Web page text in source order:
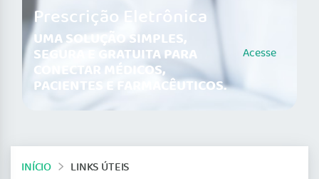
Prescrição Eletrônica
UMA SOLUÇÃO SIMPLES,
SEGURA E GRATUITA PARA
CONECTAR MÉDICOS,
PACIENTES E FARMACÊUTICOS.
Acesse
INÍCIO LINKS ÚTEIS